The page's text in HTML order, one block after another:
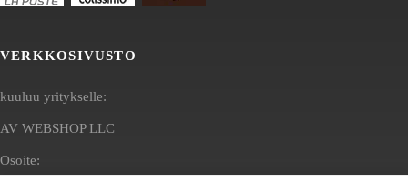
VERKKOSIVUSTO
kuuluu yritykselle:
AV WEBSHOP LLC
Osoite: